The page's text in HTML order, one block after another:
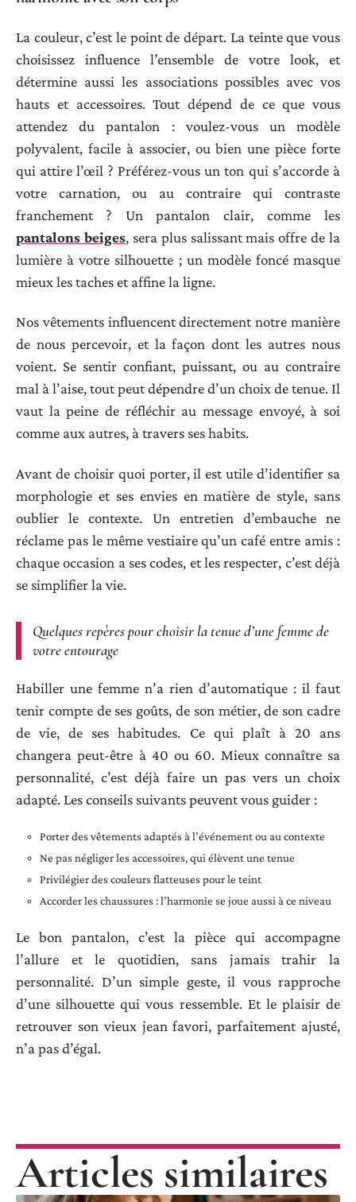
La couleur, c’est le point de départ. La teinte que vous
choisissez influence l’ensemble de votre look, et
détermine aussi les associations possibles avec vos
hauts et accessoires. Tout dépend de ce que vous
attendez du pantalon : voulez-vous un modèle
polyvalent, facile à associer, ou bien une pièce forte
qui attire l’œil ? Préférez-vous un ton qui s’accorde à
votre carnation, ou au contraire qui contraste
franchement ? Un pantalon clair, comme les
pantalons beiges, sera plus salissant mais offre de la
lumière à votre silhouette ; un modèle foncé masque
mieux les taches et affine la ligne.
Nos vêtements influencent directement notre manière
de nous percevoir, et la façon dont les autres nous
voient. Se sentir confiant, puissant, ou au contraire
mal à l’aise, tout peut dépendre d’un choix de tenue. Il
vaut la peine de réfléchir au message envoyé, à soi
comme aux autres, à travers ses habits.
Avant de choisir quoi porter, il est utile d’identifier sa
morphologie et ses envies en matière de style, sans
oublier le contexte. Un entretien d’embauche ne
réclame pas le même vestiaire qu’un café entre amis :
chaque occasion a ses codes, et les respecter, c’est déjà
se simplifier la vie.
Quelques repères pour choisir la tenue d’une femme de
votre entourage
Habiller une femme n’a rien d’automatique : il faut
tenir compte de ses goûts, de son métier, de son cadre
de vie, de ses habitudes. Ce qui plaît à 20 ans
changera peut-être à 40 ou 60. Mieux connaître sa
personnalité, c’est déjà faire un pas vers un choix
adapté. Les conseils suivants peuvent vous guider :
Porter des vêtements adaptés à l’événement ou au contexte
Ne pas négliger les accessoires, qui élèvent une tenue
Privilégier des couleurs flatteuses pour le teint
Accorder les chaussures : l’harmonie se joue aussi à ce niveau
Le bon pantalon, c’est la pièce qui accompagne
l’allure et le quotidien, sans jamais trahir la
personnalité. D’un simple geste, il vous rapproche
d’une silhouette qui vous ressemble. Et le plaisir de
retrouver son vieux jean favori, parfaitement ajusté,
n’a pas d’égal.
Articles similaires